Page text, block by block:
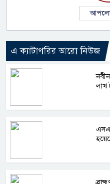
এ ক্যাটাগরির আরো নিউজ
লাখ